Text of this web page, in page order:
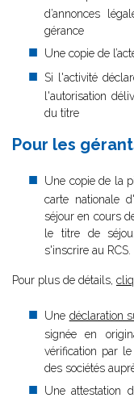
d’annonces
gérance
Une copie de
Si l'activité
l'autorisation
du titre
Pour les
Une copie de la
carte nationale
séjour en cours
le titre de
s'inscrire au RCS.
Pour plus de détails,
Une déclaration
signée en
vérification par
des sociétés
Une attestation